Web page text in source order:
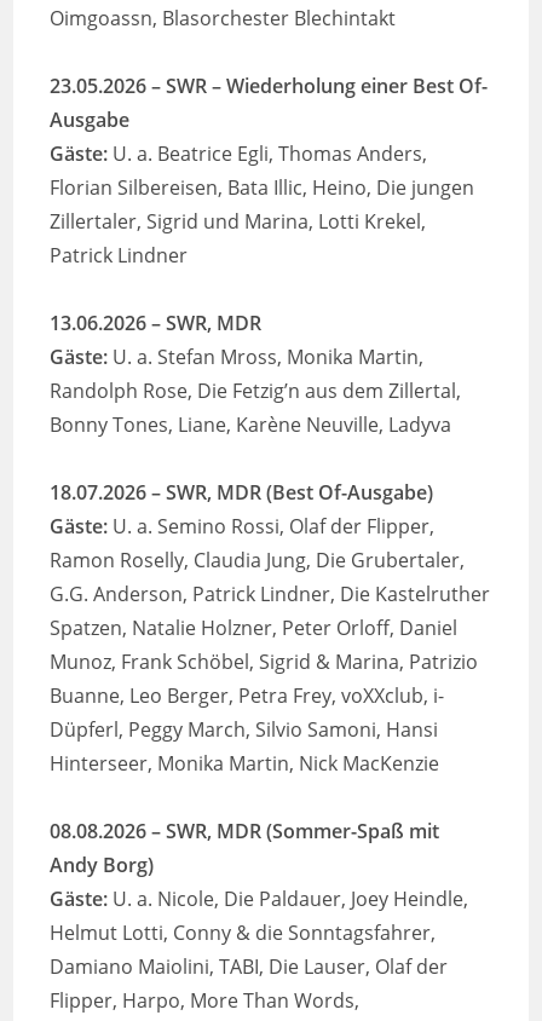
Oimgoassn, Blasorchester Blechintakt
23.05.2026– SWR – Wiederholung einer Best Of-
Ausgabe
Gäste: U. a. Beatrice Egli, Thomas Anders,
Florian Silbereisen, Bata Illic, Heino, Die jungen
Zillertaler, Sigrid und Marina, Lotti Krekel,
Patrick Lindner
13.06.2026–SWR, MDR
Gäste: U. a. Stefan Mross, Monika Martin,
Randolph Rose, Die Fetzig’n aus dem Zillertal,
Bonny Tones, Liane, Karène Neuville, Ladyva
18.07.2026–SWR, MDR(Best Of-Ausgabe)
Gäste: U. a. Semino Rossi, Olaf der Flipper,
Ramon Roselly, Claudia Jung, Die Grubertaler,
G.G. Anderson, Patrick Lindner, Die Kastelruther
Spatzen, Natalie Holzner, Peter Orloff, Daniel
Munoz, Frank Schöbel, Sigrid & Marina, Patrizio
Buanne, Leo Berger, Petra Frey, voXXclub, i-
Düpferl, Peggy March, Silvio Samoni, Hansi
Hinterseer, Monika Martin, Nick MacKenzie
08.08.2026–SWR, MDR(Sommer-Spaß mit
Andy Borg)
Gäste: U. a. Nicole, Die Paldauer, Joey Heindle,
Helmut Lotti, Conny & die Sonntagsfahrer,
Damiano Maiolini, TABI, Die Lauser, Olaf der
Flipper, Harpo, More Than Words,